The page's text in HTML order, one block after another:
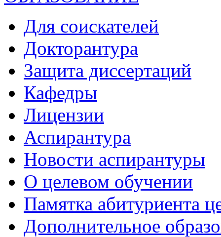
Для соискателей
Докторантура
Защита диссертаций
Кафедры
Лицензии
Аспирантура
Новости аспирантуры
О целевом обучении
Памятка абитуриента
Дополнительное